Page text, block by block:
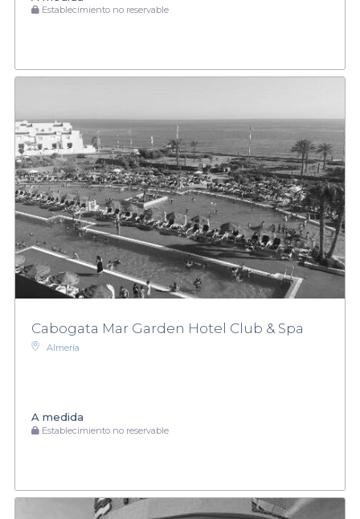
Establecimiento no reservable
Cabogata Mar Garden Hotel Club & Spa
Almería
A medida
Establecimiento no reservable